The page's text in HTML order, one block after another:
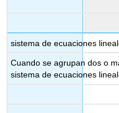
sistema de ecuaciones
Cuando se agrupan dos o
sistema de ecuaciones